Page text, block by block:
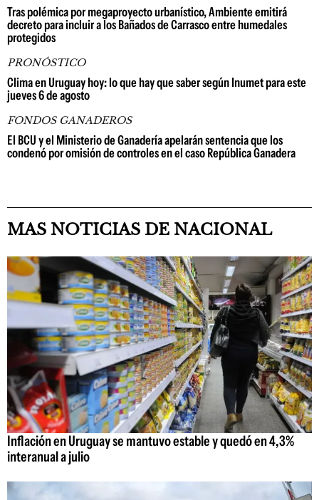
Tras polémica por megaproyecto urbanístico, Ambiente emitirá
decreto para incluir a los Bañados de Carrasco entre humedales
protegidos
PRONÓSTICO
Clima en Uruguay hoy: lo que hay que saber según Inumet para este
jueves 6 de agosto
FONDOS GANADEROS
El BCU y el Ministerio de Ganadería apelarán sentencia que los
condenó por omisión de controles en el caso República Ganadera
MAS NOTICIAS DE NACIONAL
Inflación en Uruguay se mantuvo estable y quedó en 4,3%
interanual a julio